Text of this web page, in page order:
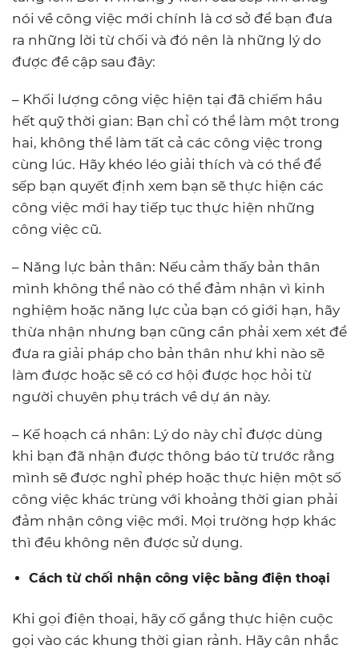
nói về công việc mới chính là cơ sở để bạn đưa
ra những lời từ chối và đó nên là những lý do
được đề cập sau đây:
– Khối lượng công việc hiện tại đã chiếm hầu
hết quỹ thời gian: Bạn chỉ có thể làm một trong
hai, không thể làm tất cả các công việc trong
cùng lúc. Hãy khéo léo giải thích và có thể để
sếp bạn quyết định xem bạn sẽ thực hiện các
công việc mới hay tiếp tục thực hiện những
công việc cũ.
– Năng lực bản thân: Nếu cảm thấy bản thân
mình không thể nào có thể đảm nhận vì kinh
nghiệm hoặc năng lực của bạn có giới hạn, hãy
thừa nhận nhưng bạn cũng cần phải xem xét để
đưa ra giải pháp cho bản thân như khi nào sẽ
làm được hoặc sẽ có cơ hội được học hỏi từ
người chuyên phụ trách về dự án này.
– Kế hoạch cá nhân: Lý do này chỉ được dùng
khi bạn đã nhận được thông báo từ trước rằng
mình sẽ được nghỉ phép hoặc thực hiện một số
công việc khác trùng với khoảng thời gian phải
đảm nhận công việc mới. Mọi trường hợp khác
thì đều không nên được sử dụng.
Cách từ chối nhận công việc bằng điện thoại
Khi gọi điện thoại, hãy cố gắng thực hiện cuộc
gọi vào các khung thời gian rảnh. Hãy cân nhắc